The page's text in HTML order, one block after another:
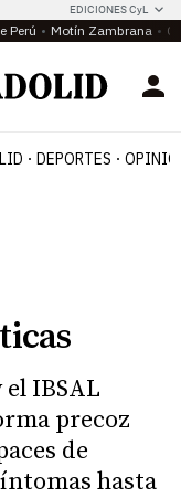
EDICIONES CyL
Perú Motín Zambrana
DEPORTES
IBSAL
precoz
de
hasta